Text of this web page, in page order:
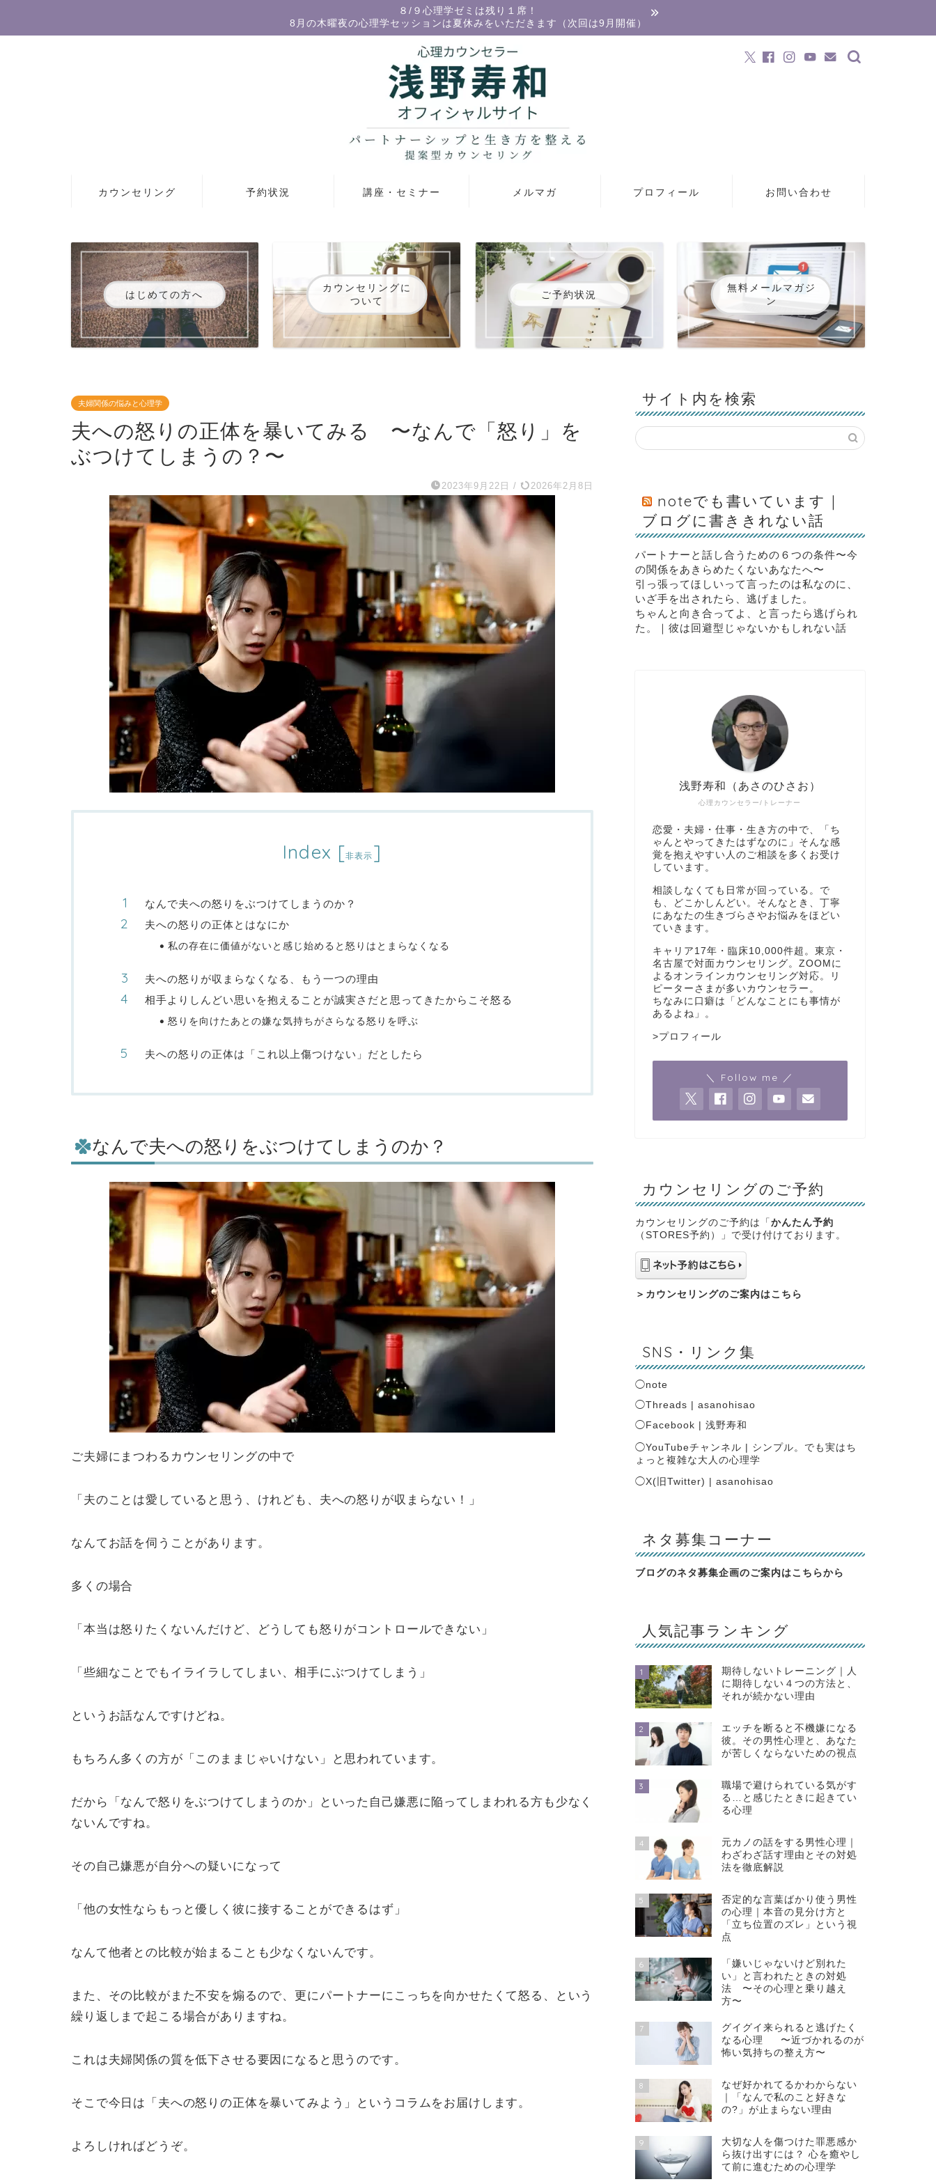
８/９心理学ゼミは残り１席！
8月の木曜夜の心理学セッションは夏休みをいただきます（次回は9月開催）
カウンセリング 予約状況 講座・セミナー メルマガ プロフィール お問い合わせ
はじめての方へ
カウンセリングに
ついて
ご予約状況
無料メールマガジ
ン
夫婦関係の悩みと心理学
夫への怒りの正体を暴いてみる 〜なんで「怒り」を
ぶつけてしまうの？〜
2023年9月22日 / 2026年2月8日
Index [非表示 ]
なんで夫への怒りをぶつけてしまうのか？
夫への怒りの正体とはなにか
私の存在に価値がないと感じ始めると怒りはとまらなくなる
夫への怒りが収まらなくなる、もう一つの理由
相手よりしんどい思いを抱えることが誠実さだと思ってきたからこそ怒る
怒りを向けたあとの嫌な気持ちがさらなる怒りを呼ぶ
夫への怒りの正体は「これ以上傷つけない」だとしたら
なんで夫への怒りをぶつけてしまうのか？
ご夫婦にまつわるカウンセリングの中で
「夫のことは愛していると思う、けれども、夫への怒りが収まらない！」
なんてお話を伺うことがあります。
多くの場合
「本当は怒りたくないんだけど、どうしても怒りがコントロールできない」
「些細なことでもイライラしてしまい、相手にぶつけてしまう」
というお話なんですけどね。
もちろん多くの方が「このままじゃいけない」と思われています。
だから「なんで怒りをぶつけてしまうのか」といった自己嫌悪に陥ってしまわれる方も少なく
ないんですね。
その自己嫌悪が自分への疑いになって
「他の女性ならもっと優しく彼に接することができるはず」
なんて他者との比較が始まることも少なくないんです。
また、その比較がまた不安を煽るので、更にパートナーにこっちを向かせたくて怒る、という
繰り返しまで起こる場合がありますね。
これは夫婦関係の質を低下させる要因になると思うのです。
そこで今日は「夫への怒りの正体を暴いてみよう」というコラムをお届けします。
よろしければどうぞ。
サイト内を検索
noteでも書いています｜
ブログに書ききれない話
パートナーと話し合うための６つの条件〜今
の関係をあきらめたくないあなたへ〜
引っ張ってほしいって言ったのは私なのに、
いざ手を出されたら、逃げました。
ちゃんと向き合ってよ、と言ったら逃げられ
た。｜彼は回避型じゃないかもしれない話
心理カウンセラー/トレーナー
浅野寿和（あさのひさお）
恋愛・夫婦・仕事・生き方の中で、「ち
ゃんとやってきたはずなのに」そんな感
覚を抱えやすい人のご相談を多くお受け
しています。
相談しなくても日常が回っている。で
も、どこかしんどい。そんなとき、丁寧
にあなたの生きづらさやお悩みをほどい
ていきます。
キャリア17年・臨床10,000件超。東京・
名古屋で対面カウンセリング。ZOOMに
よるオンラインカウンセリング対応。リ
ピーターさまが多いカウンセラー。
ちなみに口癖は「どんなことにも事情が
あるよね」。
>プロフィール
＼ Follow me ／
カウンセリングのご予約
カウンセリングのご予約は「 かんたん予約
（STORES予約）」で受け付けております。
＞ カウンセリングのご案内はこちら
SNS・リンク集
◯note
◯Threads | asanohisao
◯ Facebook | 浅野寿和
◯YouTubeチャンネル | シンプル。でも実はち
ょっと複雑な大人の心理学
◯X(旧Twitter) | asanohisao
ネタ募集コーナー
ブログのネタ募集企画のご案内はこちらから
人気記事ランキング
1
期待しないトレーニング｜人
に期待しない４つの方法と、
それが続かない理由
2
エッチを断ると不機嫌になる
彼。その男性心理と、あなた
が苦しくならないための視点
3
職場で避けられている気がす
る…と感じたときに起きてい
る心理
4
元カノの話をする男性心理｜
わざわざ話す理由とその対処
法を徹底解説
5
否定的な言葉ばかり使う男性
の心理｜本音の見分け方と
「立ち位置のズレ」という視
点
6
「嫌いじゃないけど別れた
い」と言われたときの対処
法 〜その心理と乗り越え
方〜
7
グイグイ来られると逃げたく
なる心理 〜近づかれるのが
怖い気持ちの整え方〜
8
なぜ好かれてるかわからない
｜「なんで私のこと好きな
の?」が止まらない理由
9
大切な人を傷つけた罪悪感か
ら抜け出すには？ 心を癒やし
て前に進むための心理学